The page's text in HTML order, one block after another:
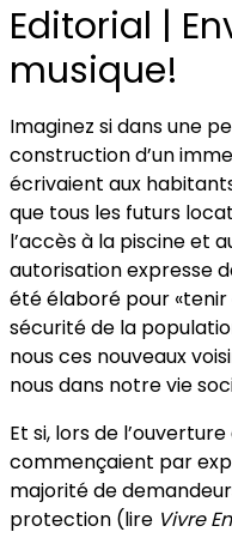
Editorial |
musique!
Imaginez si dans une
construction d’un
écrivaient aux
que tous les futurs
l’accès à la piscine et
autorisation expresse
été élaboré pour
sécurité de la
nous ces nouveaux
nous dans notre vie
Et si, lors de
commençaient par
majorité de
protection (lire Vivre